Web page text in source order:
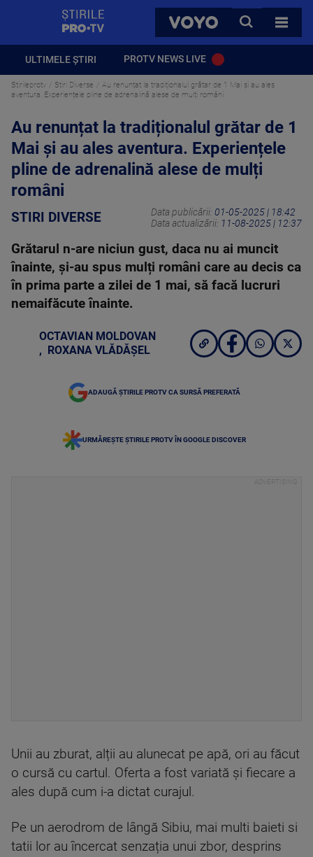
VOYO
CAUTA
TOATE
ULTIMELE ȘTIRI PROTV NEWS LIVE
Stirileprotv Stiri Diverse
Au renunțat la tradiționalul grătar de 1 Mai și au ales
aventura. Experiențele pline de adrenalină alese de mulți români
Au renunțat la tradiționalul grătar de 1
Mai și au ales aventura. Experiențele
pline de adrenalină alese de mulți
români
STIRI DIVERSE Data publicării: 01-05-2025 | 18:42
Data actualizării: 11-08-2025 | 12:37
Grătarul n-are niciun gust, daca nu ai muncit
înainte, și-au spus mulți români care au decis ca
în prima parte a zilei de 1 mai, să facă lucruri
nemaifăcute înainte.
OCTAVIAN MOLDOVAN
, ROXANA VLĂDĂȘEL
ADAUGĂ ȘTIRILE PROTV CA SURSĂ PREFERATĂ
URMĂREȘTE ȘTIRILE PROTV ÎN GOOGLE DISCOVER
Unii au zburat, alții au alunecat pe apă, ori au făcut
o cursă cu cartul. Oferta a fost variată și fiecare a
ales după cum i-a dictat curajul.
Pe un aerodrom de lângă Sibiu, mai multi baieti si
tatii lor au încercat senzația unui zbor, desprins